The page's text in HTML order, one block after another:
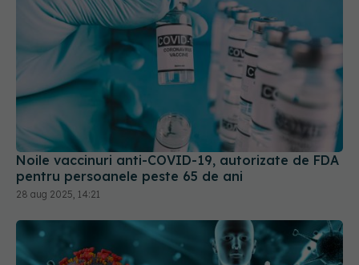
Noile vaccinuri anti-COVID-19, autorizate de FDA
pentru persoanele peste 65 de ani
28 aug 2025, 14:21